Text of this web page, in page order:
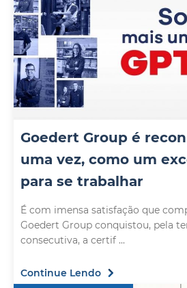
Goedert Group é
uma vez, como um
para se trabalhar
É com imensa satisfação que
Goedert Group conquistou, pela
consecutiva, a certif ...
Continue Lendo